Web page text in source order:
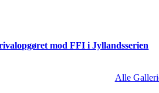
mod FFI i Jyllandsserien
Alle